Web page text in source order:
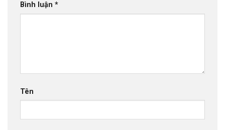
Bình luận *
Tên